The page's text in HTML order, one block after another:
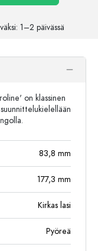
: 1–2 päivässä
on klassinen
83,8 mm
177,3 mm
Kirkas lasi
Pyöreä